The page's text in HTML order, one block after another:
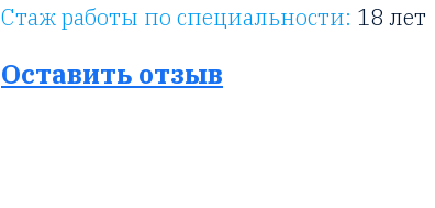
Стаж работы по специальности: 18 лет
Оставить отзыв